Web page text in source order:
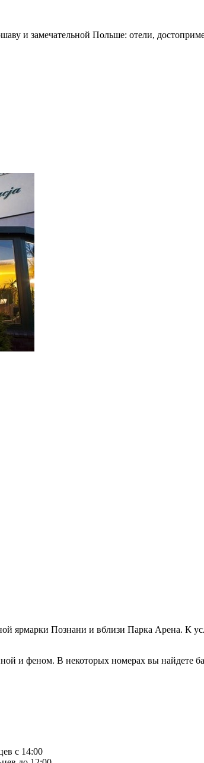
и замечательной Польше: отели,
ярмарки Познани и вблизи Парка Арена. К
и феном. В некоторых номерах вы найдете
с 14:00